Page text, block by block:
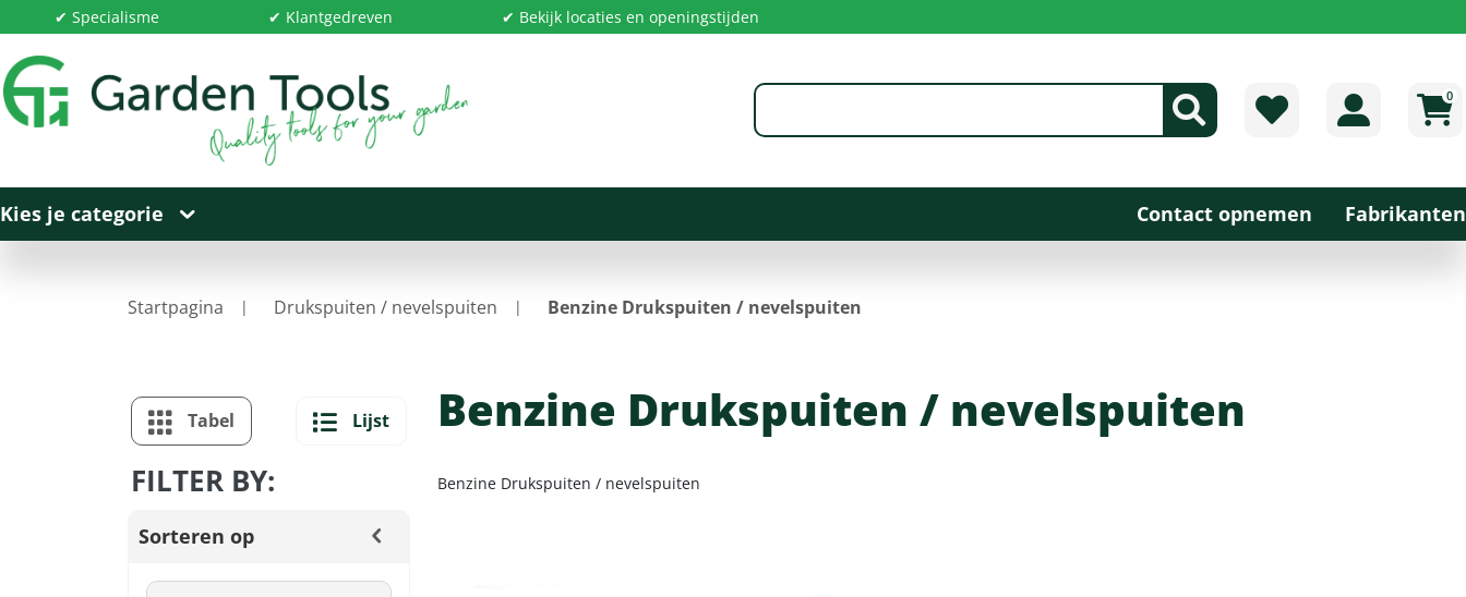
✔ Specialisme ✔ Klantgedreven ✔ Bekijk locaties en openingstijden
0
Kies je categorie Contact opnemen Fabrikanten
Startpagina Drukspuiten / nevelspuiten Benzine Drukspuiten / nevelspuiten
Tabel Lijst
FILTER BY:
Sorteren op
Benzine Drukspuiten / nevelspuiten
Benzine Drukspuiten / nevelspuiten